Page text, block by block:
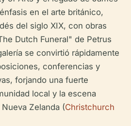
en el arte británico,
del siglo XIX, con obras
Dutch Funeral" de Petrus
se convirtió rápidamente
conferencias y
forjando una fuerte
local y la escena
Zelanda (Christchurch